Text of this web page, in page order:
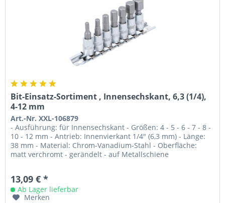
Bit-Einsatz-Sortiment , Innensechskant, 6,3 (1/4),
4-12 mm
Art.-Nr. XXL-106879
- Ausführung: für Innensechskant - Größen: 4 - 5 - 6 - 7 - 8 -
10 - 12 mm - Antrieb: Innenvierkant 1/4" (6,3 mm) - Länge:
38 mm - Material: Chrom-Vanadium-Stahl - Oberfläche:
matt verchromt - gerändelt - auf Metallschiene
13,09 € *
Ab Lager lieferbar
Merken